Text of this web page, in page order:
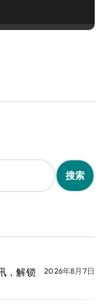
，解锁
2026年8月7日